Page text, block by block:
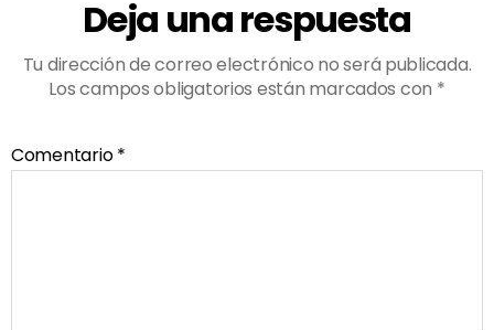
Deja una respuesta
Tu dirección de correo electrónico no será publicada.
Los campos obligatorios están marcados con *
Comentario*